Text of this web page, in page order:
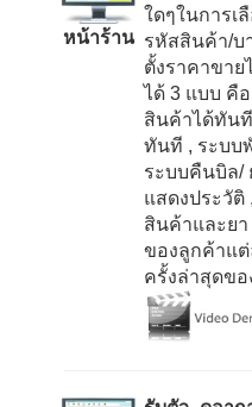
หน้าร้าน
ใดๆในการเ
รหัสสินค้า/บ
ตั้งราคาขาย
ได้ 3 แบบ คือ
สินค้าได้ทันที
ทันที , ระบบ
ระบบคืนบิล/
แสดงประวัติ
สินค้าและยา
ของลูกค้าแต่
ครั้งล่าสุดข